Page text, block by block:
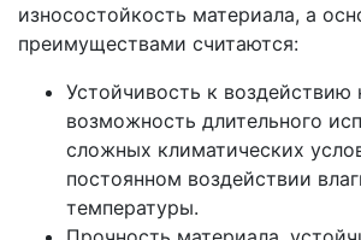
износостойкость материала, а
преимуществами считаются:
Устойчивость к воздействию
возможность длительного
сложных климатических
постоянном воздействии
температуры.